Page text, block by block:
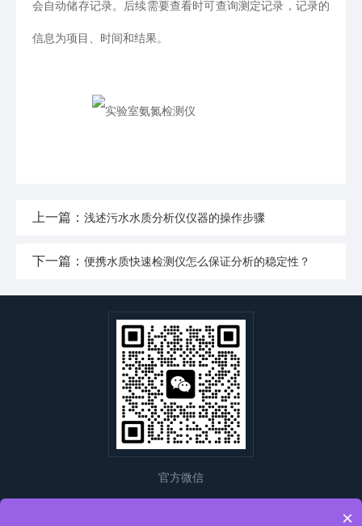
会自动储存记录。后续需要查看时可查询测定记录，记录的
信息为项目、时间和结果。
上一篇： 浅述污水水质分析仪仪器的操作步骤
下一篇： 便携水质快速检测仪怎么保证分析的稳定性？
官方微信
×